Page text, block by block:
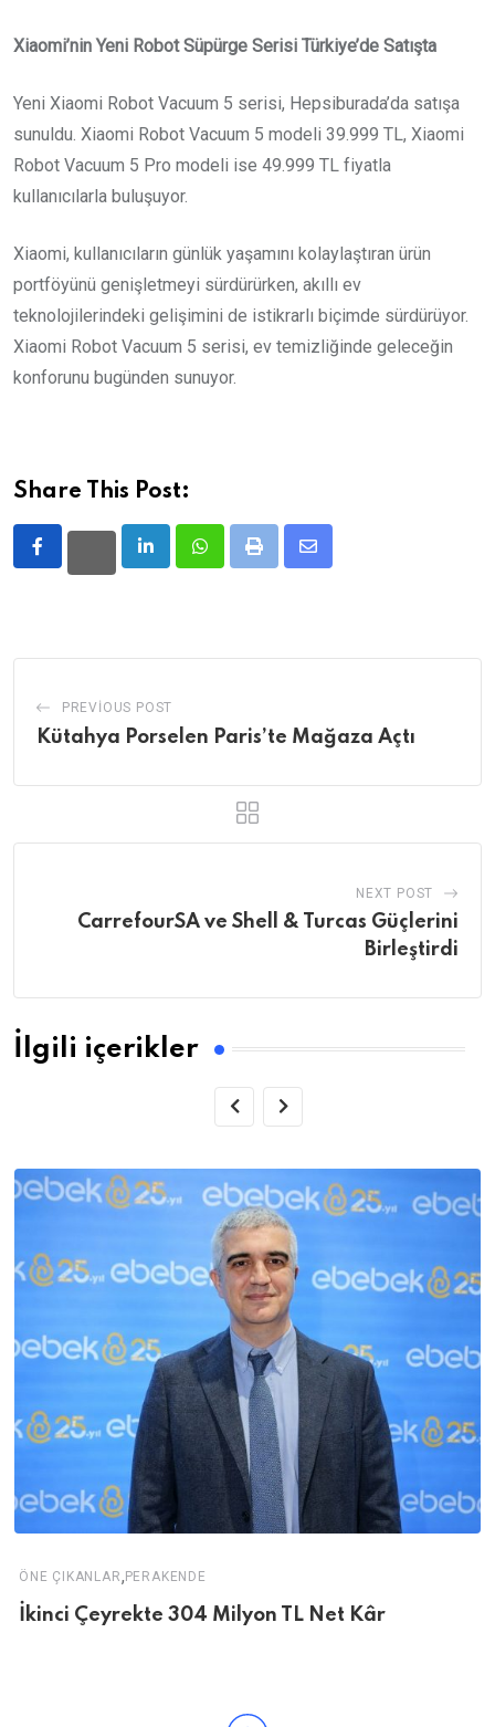
Xiaomi’nin Yeni Robot Süpürge Serisi Türkiye’de Satışta
Yeni Xiaomi Robot Vacuum 5 serisi, Hepsiburada’da satışa
sunuldu. Xiaomi Robot Vacuum 5 modeli 39.999 TL, Xiaomi
Robot Vacuum 5 Pro modeli ise 49.999 TL fiyatla
kullanıcılarla buluşuyor.
Xiaomi, kullanıcıların günlük yaşamını kolaylaştıran ürün
portföyünü genişletmeyi sürdürürken, akıllı ev
teknolojilerindeki gelişimini de istikrarlı biçimde sürdürüyor.
Xiaomi Robot Vacuum 5 serisi, ev temizliğinde geleceğin
konforunu bugünden sunuyor.
Share This Post:
LinkedInWhatsappPrint
Share
PREVIOUS POST
Kütahya Porselen Paris’te Mağaza Açtı
NEXT POST
CarrefourSA ve Shell & Turcas Güçlerini
Birleştirdi
İlgili içerikler
ÖNE ÇIKANLAR,PERAKENDE
İkinci Çeyrekte 304 Milyon TL Net Kâr